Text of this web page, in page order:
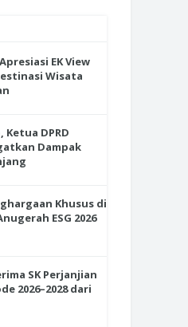
Jogo Kali di Jatiyoso, Ketua DPRD
EK View
Wisata
Ketua DPRD
Dampak
Khusus di
ESG 2026
SK Perjanjian
2026–2028 dari